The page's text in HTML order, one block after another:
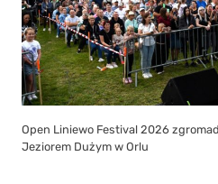
Open Liniewo Festival 2026
Jeziorem Dużym w Orlu